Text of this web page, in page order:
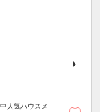
人気ハウスメ